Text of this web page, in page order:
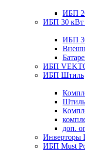
ИБП
ИБП 30 кВт
ИБП
ИБП
ИБП Штиль
Штиль
доп.
Инверторы
ИБП Must